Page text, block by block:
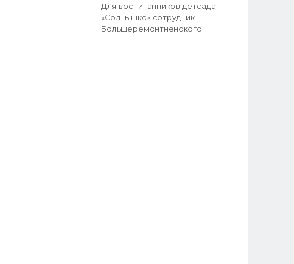
Для воспитанников детсада
«Солнышко» сотрудник
Большеремонтненского